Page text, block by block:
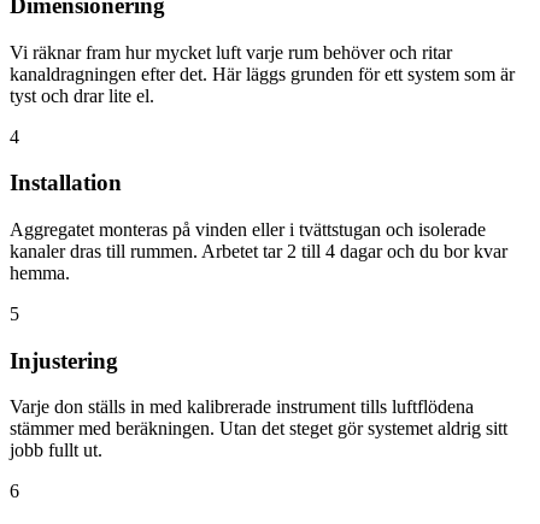
Dimensionering
Vi räknar fram hur mycket luft varje rum behöver och ritar
kanaldragningen efter det. Här läggs grunden för ett system som är
tyst och drar lite el.
4
Installation
Aggregatet monteras på vinden eller i tvättstugan och isolerade
kanaler dras till rummen. Arbetet tar 2 till 4 dagar och du bor kvar
hemma.
5
Injustering
Varje don ställs in med kalibrerade instrument tills luftflödena
stämmer med beräkningen. Utan det steget gör systemet aldrig sitt
jobb fullt ut.
6